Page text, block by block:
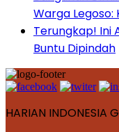
Warga Legoso:
Terungkap! Ini
Buntu Dipindah
HARIAN INDONESIA